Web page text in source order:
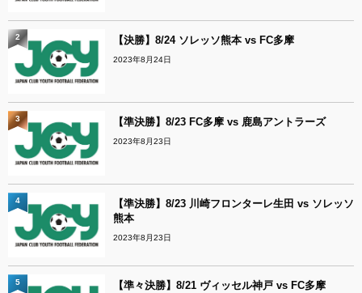
【決勝】8/24 ソレッソ熊本 vs FC多摩
2023年8月24日
2
【準決勝】8/23 FC多摩 vs 鹿島アントラーズ
2023年8月23日
3
【準決勝】8/23 川崎フロンターレ生田 vs ソレッソ
熊本
2023年8月23日
4
【準々決勝】8/21 ヴィッセル神戸 vs FC多摩
5